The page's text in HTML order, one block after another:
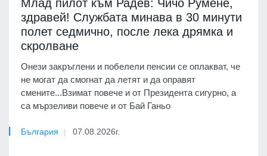
Млад пилот към Радев: Чичо Румене,
здравей! Службата минава в 30 минути
полет седмично, после лека дрямка и
скролване
Онези закръглени и побелели пенсии се оплакват, че
не могат да смогнат да летят и да оправят
смените...Взимат повече и от Президента сигурно, а
са мързеливи повече и от Бай Ганьо
България 07.08.2026г.